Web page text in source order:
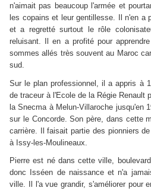
n'aimait pas beaucoup l'armée et
les copains et leur gentillesse. Il n'en a
et a regretté surtout le rôle
reluisant. Il en a profité pour
sommes allés très souvent au Maroc
sud.
Sur le plan professionnel, il a appris à
de traceur à l'Ecole de la Régie Renault
la Snecma à Melun-Villaroche jusqu'en
sur le Concorde. Son père, dans cette
carrière. Il faisait partie des pionniers
à Issy-les-Moulineaux.
Pierre est né dans cette ville,
donc Isséen de naissance et n'a
ville. Il l'a vue grandir, s'améliorer pour